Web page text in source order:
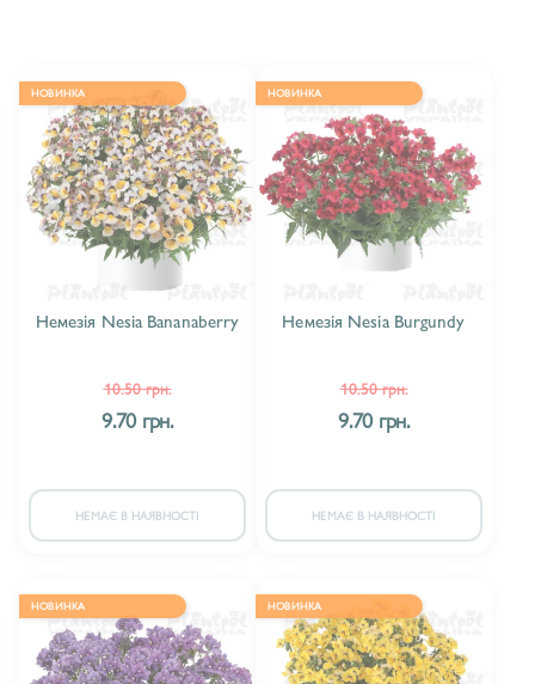
НОВИНКА
Немезія Nesia Bananaberry
10.50 грн.
9.70 грн.
НЕМАЄ В НАЯВНОСТІ
НОВИНКА
Немезія Nesia Burgundy
10.50 грн.
9.70 грн.
НЕМАЄ В НАЯВНОСТІ
НОВИНКА НОВИНКА